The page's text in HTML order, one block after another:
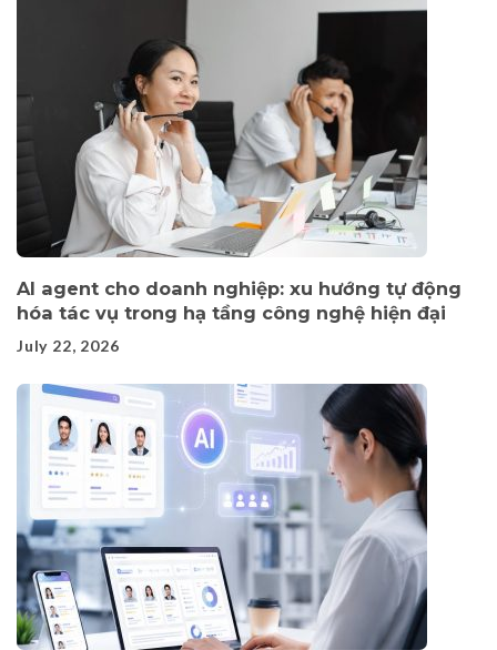
AI agent cho doanh nghiệp: xu hướng tự động
hóa tác vụ trong hạ tầng công nghệ hiện đại
July 22, 2026